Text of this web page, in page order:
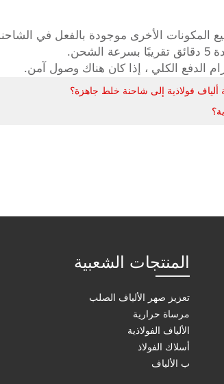
المكونات الأخرى موجودة بالفعل في
الدفع الكلي ، إذا كان هناك وصول آمن.
فولاذية إلى شاحنة خلط جاهزة؟
المنتجات الشعبية
تعزيز صهر الألياف الصلب
مرساة حرارية
الألياف الفولاذية
أسلاك الفولاذ
ب الألياف